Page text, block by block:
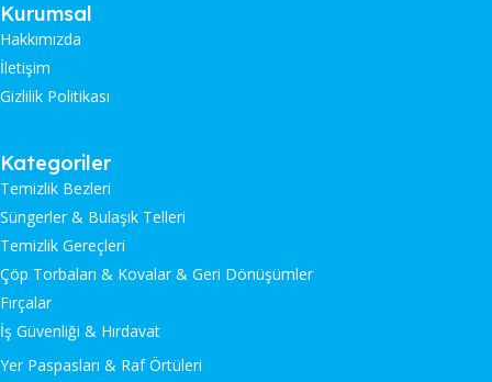
Kurumsal
Hakkımızda
İletişim
Gizlilik Politikası
Kategoriler
Temizlik Bezleri
Süngerler & Bulaşık Telleri
Temizlik Gereçleri
Çöp Torbaları & Kovalar & Geri Dönüşümler
Fırçalar
İş Güvenliği & Hırdavat
Yer Paspasları & Raf Örtüleri